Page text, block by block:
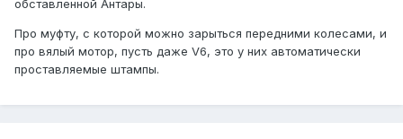
обставленной Антары.
Про муфту, с которой можно зарыться передними колесами, и
про вялый мотор, пусть даже V6, это у них автоматически
проставляемые штампы.